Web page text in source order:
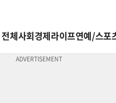
전체사회경제라이프연예/스포